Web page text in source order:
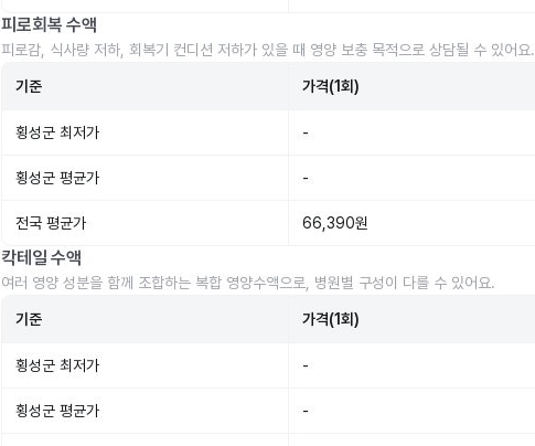
피로회복 수액
피로감, 식사량 저하, 회복기 컨디션 저하가 있을 때 영양 보충 목적으로 상담될 수 있어요.
기준 가격(1회)
횡성군 최저가 -
횡성군 평균가 -
전국 평균가 66,390원
칵테일 수액
여러 영양 성분을 함께 조합하는 복합 영양수액으로, 병원별 구성이 다를 수 있어요.
기준 가격(1회)
횡성군 최저가 -
횡성군 평균가 -